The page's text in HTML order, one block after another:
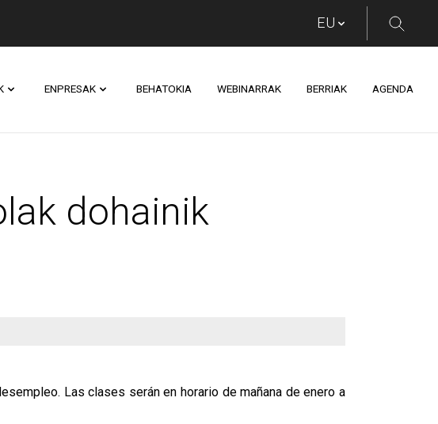
ENPRESAK BEHATOKIA WEBINARRAK BERRIAK AGENDA
dohainik
Las clases serán en horario de mañana de enero a